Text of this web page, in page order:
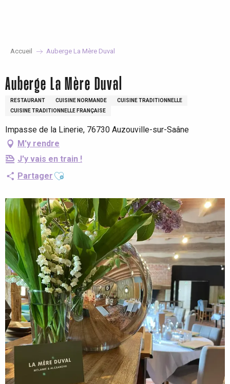
Accueil Auberge La Mère Duval
Auberge La Mère Duval
RESTAURANT CUISINE NORMANDE
CUISINE TRADITIONNELLE
CUISINE TRADITIONNELLE FRANÇAISE
Impasse de la Linerie, 76730 Auzouville-sur-Saâne
M'y rendre
J'y vais en train !
Partager Ajouter aux favoris